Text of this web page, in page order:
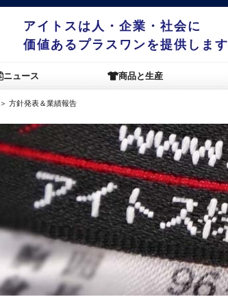
アイトスは人・企業・社会に
価値あるプラスワンを提供します
ニュース 商品と生産
＞ 方針発表＆業績報告